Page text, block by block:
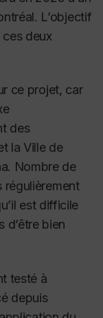
L’objectif
deux
ce projet, car
des
la Ville de
Nombre de
régulièrement
est difficile
d’être bien
testé à
depuis